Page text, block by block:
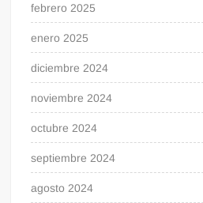
febrero 2025
enero 2025
diciembre 2024
noviembre 2024
octubre 2024
septiembre 2024
agosto 2024